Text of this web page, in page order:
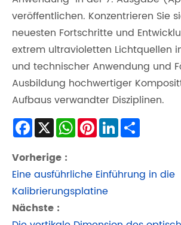
veröffentlichen. Konzentrieren Sie
neuesten Fortschritte und
extrem ultravioletten Lichtquellen
und technischer Anwendung und
Ausbildung hochwertiger
Aufbaus verwandter Disziplinen.
Facebook
X WhatsApp
Pinterest
LinkedIn
Vorherige :
Eine ausführliche Einführung in die
Kalibrierungsplatine
Nächste :